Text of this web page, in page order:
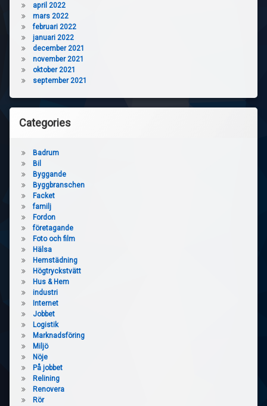
april 2022
mars 2022
februari 2022
januari 2022
december 2021
november 2021
oktober 2021
september 2021
Categories
Badrum
Bil
Byggande
Byggbranschen
Facket
familj
Fordon
företagande
Foto och film
Hälsa
Hemstädning
Högtryckstvätt
Hus & Hem
industri
Internet
Jobbet
Logistik
Marknadsföring
Miljö
Nöje
På jobbet
Relining
Renovera
Rör